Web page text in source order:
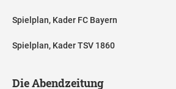
Spielplan, Kader FC Bayern
Spielplan, Kader TSV 1860
Die Abendzeitung